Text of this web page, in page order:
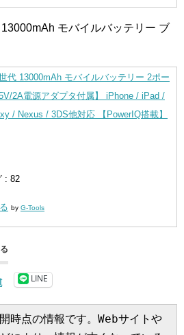
モバイルバッテリー ブ
代 13000mAh モバイルバッテリー 2ポー
2A電源アダプタ付属】 iPhone / iPad /
/ Nexus / 3DS他対応 【PowerIQ搭載】
: 82
by G-Tools
LINE
時点の情報です。Webサイトや